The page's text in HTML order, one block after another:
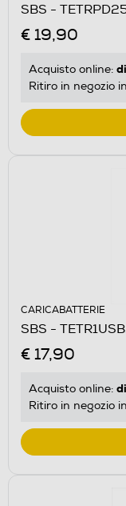
SBS -
€ 19,90
Acquisto online:
Ritiro in negozio
CARICABATTERIE
SBS -
€ 17,90
Acquisto online:
Ritiro in negozio